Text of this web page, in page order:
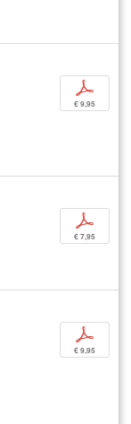
p
€ 9,95
p
€ 7,95
p
€ 9,95